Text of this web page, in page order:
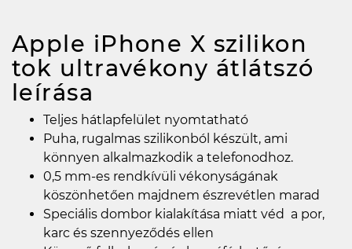
Apple iPhone X szilikon
tok ultravékony átlátszó
leírása
Teljes hátlapfelület nyomtatható
Puha, rugalmas szilikonból készült, ami
könnyen alkalmazkodik a telefonodhoz.
0,5 mm-es rendkívüli vékonyságának
köszönhetően majdnem észrevétlen marad
Speciális dombor kialakítása miatt véd a por,
karc és szennyeződés ellen